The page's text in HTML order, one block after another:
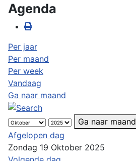
Agenda
Per jaar
Per maand
Per week
Vandaag
Ga naar maand
Ga naar maand
Afgelopen dag
Zondag 19 Oktober 2025